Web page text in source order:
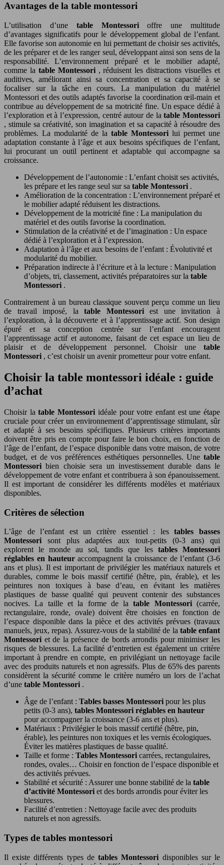
Avantages de la table montessori
L’utilisation d’une table Montessorioffre une multitude
d’avantages significatifs pour le développement global de l’enfant.
Elle favorise son autonomie en lui permettant de choisir ses activités,
de les préparer et de les ranger seul, développant ainsi son sens de la
responsabilité. L’environnement préparé et le mobilier adapté,
comme la table Montessori , réduisent les distractions visuelles et
auditives, améliorant ainsi sa concentration et sa capacité à se
focaliser sur la tâche en cours. La manipulation du matériel
Montessori et des outils adaptés favorise la coordination œil-main et
contribue au développement de sa motricité fine. Un espace dédié à
l’exploration et à l’expression, centré autour de latable Montessori
, stimule sa créativité, son imagination et sa capacité à résoudre des
problèmes. La modularité de la table Montessori lui permet une
adaptation constante à l’âge et aux besoins spécifiques de l’enfant,
lui procurant un outil pertinent et adaptable qui accompagne sa
croissance.
Développement de l’autonomie : L’enfant choisit ses activités,
les prépare et les range seul sur sa table Montessori .
Amélioration de la concentration : L’environnement préparé et
le mobilier adapté réduisent les distractions.
Développement de la motricité fine : La manipulation du
matériel et des outils favorise la coordination.
Stimulation de la créativité et de l’imagination : Un espace
dédié à l’exploration et à l’expression.
Adaptation à l’âge et aux besoins de l’enfant : Évolutivité et
modularité du mobilier.
Préparation indirecte à l’écriture et à la lecture : Manipulation
d’objets, tri, classement, activités préparatoires sur la table
Montessori .
Contrairement à un bureau classique souvent perçu comme un lieu
de travail imposé, latable Montessoriest une invitation à
l’exploration, à la découverte et à l’apprentissage actif. Son design
épuré et sa conception centrée sur l’enfant encouragent
l’apprentissage actif et autonome, faisant de cet espace un lieu de
plaisir et de développement personnel. Choisir une table
Montessori , c’est choisir un avenir prometteur pour votre enfant.
Choisir la table montessori idéale : guide
d’achat
Choisir latable Montessori idéale pour votre enfant est une étape
cruciale pour créer un environnement d’apprentissage stimulant, sûr
et adapté à ses besoins spécifiques. Plusieurs critères importants
doivent être pris en compte pour faire le bon choix, en fonction de
l’âge de l’enfant, de l’espace disponible dans votre maison, de votre
budget, et de vos préférences esthétiques personnelles. Une table
Montessoribien choisie sera un investissement durable dans le
développement de votre enfant et contribuera à son épanouissement.
Il est important de considérer les différents modèles et matériaux
disponibles.
Critères de sélection
L’âge de l’enfant est un critère essentiel : lestables basses
Montessori sont plus adaptées aux tout-petits (0-3 ans) qui
explorent le monde au sol, tandis que les tables Montessori
réglables en hauteuraccompagnent la croissance de l’enfant (3-6
ans et plus). Il est important de privilégier les matériaux naturels et
durables, comme le bois massif certifié (hêtre, pin, érable), et les
peintures non toxiques à base d’eau, en évitant les matières
plastiques de basse qualité qui peuvent contenir des substances
nocives. La taille et la forme de latable Montessori(carrée,
rectangulaire, ronde, ovale) doivent être choisies en fonction de
l’espace disponible dans la pièce et des activités prévues (travaux
manuels, jeux, repas). Assurez-vous de la stabilité de la table enfant
Montessori et de la présence de bords arrondis pour minimiser les
risques de blessures. La facilité d’entretien est également un critère
important à prendre en compte, en privilégiant un nettoyage facile
avec des produits naturels et non agressifs. Plus de 65% des parents
considèrent la sécurité comme le critère numéro un lors de l’achat
d’une table Montessori .
Âge de l’enfant : Tables basses Montessori pour les plus
petits (0-3 ans), tables Montessori réglables en hauteur
pour accompagner la croissance (3-6 ans et plus).
Matériaux : Privilégier le bois massif certifié (hêtre, pin,
érable), les peintures non toxiques et les vernis écologiques.
Éviter les matières plastiques de basse qualité.
Taille et forme : Tables Montessori carrées, rectangulaires,
rondes, ovales… Choisir en fonction de l’espace disponible et
des activités prévues.
Stabilité et sécurité : Assurer une bonne stabilité de la table
d’activité Montessori et des bords arrondis pour éviter les
blessures.
Facilité d’entretien : Nettoyage facile avec des produits
naturels et non agressifs.
Types de tables montessori
Il existe différents types detables Montessori disponibles sur le